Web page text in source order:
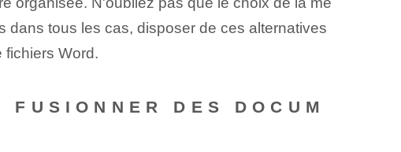
tous les cas, disposer de ces alternatives
fichiers Word.
DES DOCUM